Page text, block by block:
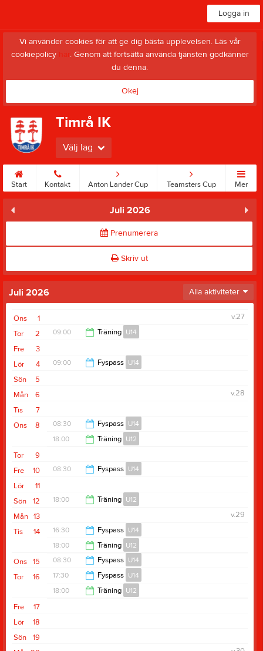
Logga in
Vi använder cookies för att ge dig bästa upplevelsen. Läs vår
cookiepolicy här. Genom att fortsätta använda tjänsten godkänner
du denna.
Okej
Timrå IK
Välj lag
Start Kontakt Anton Lander Cup Teamsters Cup Mer
Juli 2026
Prenumerera
Skriv ut
Juli 2026 Alla aktiviteter
1
Ons
v.27
2
Tor 09:00 Träning U14
10:10
3
Fre
4
Lör 09:00 Fyspass U14
5
Sön
6
Mån
v.28
7
Tis
8
Ons 08:30 Fyspass U14
18:00 Träning U12
19:00
9
Tor
10
Fre 08:30 Fyspass U14
09:30
11
Lör
12
Sön 18:00 Träning U12
19:00
13
Mån
v.29
14
Tis 16:30 Fyspass U14
17:30
18:00 Träning U12
19:00
15
Ons 08:30 Fyspass U14
09:30
16
Tor 17:30 Fyspass U14
18:00 Träning U12
17
Fre
18
Lör
19
Sön